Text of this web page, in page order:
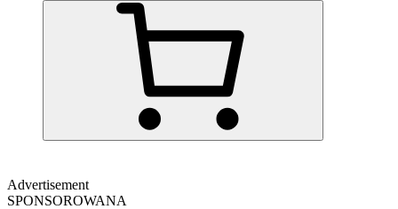
Advertisement
SPONSOROWANA